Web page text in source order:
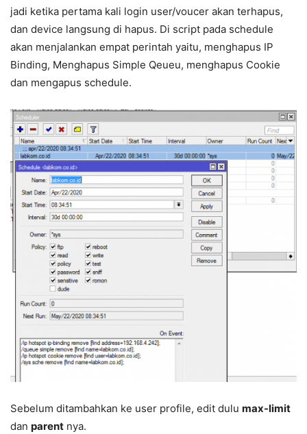
jadi ketika pertama kali login user/voucer akan terhapus,
dan device langsung di hapus. Di script pada schedule
akan menjalankan empat perintah yaitu, menghapus IP
Binding, Menghapus Simple Qeueu, menghapus Cookie
dan mengapus schedule.
Sebelum ditambahkan ke user profile, edit dulu max-limit
dan parent nya.